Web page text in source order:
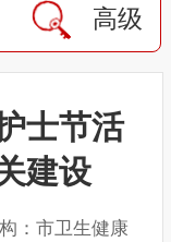
高级
士节活
建设
：市卫生健康